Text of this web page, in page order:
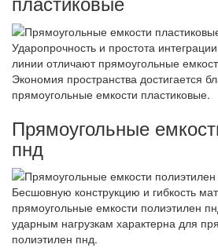
Ударопрочность и простота
линии отличают прямоугольные
Экономия пространства достигается
прямоугольные емкости пластиковые.
Прямоугольные
пнд
Бесшовную конструкцию и гибкость
прямоугольные емкости полиэтилен
ударным нагрузкам характерна для
полиэтилен пнд.